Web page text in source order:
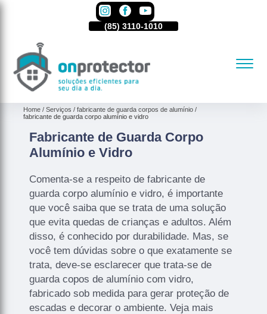
(85) 3110-1010
Home Serviços
fabricante de guarda corpos de alumínio
fabricante de guarda corpo alumínio e vidro
Fabricante de Guarda Corpo
Alumínio e Vidro
Comenta-se a respeito de fabricante de
guarda corpo alumínio e vidro, é importante
que você saiba que se trata de uma solução
que evita quedas de crianças e adultos. Além
disso, é conhecido por durabilidade. Mas, se
você tem dúvidas sobre o que exatamente se
trata, deve-se esclarecer que trata-se de
guarda copos de alumínio com vidro,
fabricado sob medida para gerar proteção de
escadas e decorar o ambiente. Veja mais